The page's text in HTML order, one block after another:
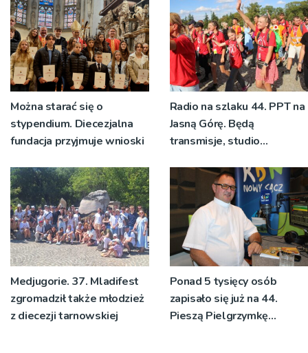
[ZDJĘCIA]
Można starać się o
stypendium. Diecezjalna
fundacja przyjmuje wnioski
Radio na szlaku 44. PPT na
Jasną Górę. Będą
transmisje, studio
pozdrowienia
Medjugorie. 37. Mladifest
zgromadził także młodzież
z diecezji tarnowskiej
Ponad 5 tysięcy osób
zapisało się już na 44.
Pieszą Pielgrzymkę